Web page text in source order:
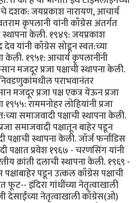
चे दशक: जयप्रकाश नारायण, आचार्य
कृपलानी यांनी काँग्रेस अंतर्गत
स्थापना केली. १९४९: जयप्रकाश
यांनी काँग्रेस सोडून स्वत:च्या
केली. १९५१: आचार्य कृपलानींनी
मजदूर प्रजा पक्षाची स्थापना केली.
पराभवानंतर
मजदूर प्रजा पक्ष एकत्र येऊन प्रजा
१९५५: राममनोहर लोहियांनी प्रजा
समाजवादी पक्षाची स्थापना केली.
समाजवादी पक्षातून बाहेर पडून
स्थापना केली. जॉर्ज फर्नांडिस
पक्षात प्रवेश १९६७ - चरणसिंग यांनी
क्रांती दलाची स्थापना केली. १९६९ -
पडून उत्कल काँग्रेस पक्षाची
फूट-- इंदिरा गांधींच्या नेतृत्वाखाली
देसाईंच्या नेतृत्वाखाली काँग्रेस(ओ)